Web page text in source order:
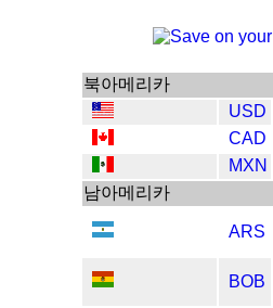
북아메리카
USD
CAD
MXN
남아메리카
ARS
BOB